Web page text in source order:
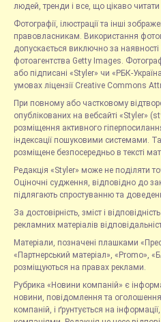
людей, тренди і все, що цікаво
Фотографії, ілюстрації та інші
правовласникам. Використання
допускається виключно за
фотоагентства Getty Images.
або підписані «Styler» чи «РБК-
умовах ліцензії Creative Commons
При повному або частковому
опублікованих на вебсайті «Styler»
розміщення активного
індексації пошуковими системами.
розміщене безпосередньо в тексті
Редакція «Styler» може не поділяти
Оціночні судження, відповідно до
підлягають спростуванню та
За достовірність, зміст і
рекламних матеріалів
Матеріали, позначені плашками
«Партнерський матеріал», «Promo»,
розміщуються на правах реклами.
Рубрика «Новини компаній» є
новини, повідомлення та
компаній, і ґрунтується на